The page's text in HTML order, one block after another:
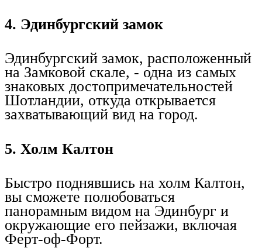
4. Эдинбургский замок
Эдинбургский замок, расположенный
на Замковой скале, - одна из самых
знаковых достопримечательностей
Шотландии, откуда открывается
захватывающий вид на город.
5. Холм Калтон
Быстро поднявшись на холм Калтон,
вы сможете полюбоваться
панорамным видом на Эдинбург и
окружающие его пейзажи, включая
Ферт-оф-Форт.